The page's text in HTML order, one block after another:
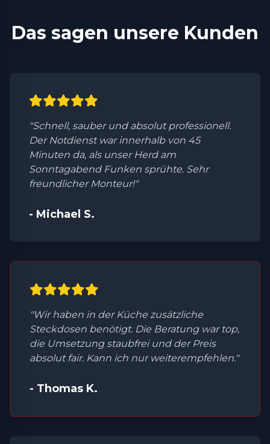
Das sagen unsere Kunden
"Schnell, sauber und absolut professionell.
Der Notdienst war innerhalb von 45
Minuten da, als unser Herd am
Sonntagabend Funken sprühte. Sehr
freundlicher Monteur!"
- Michael S.
"Wir haben in der Küche zusätzliche
Steckdosen benötigt. Die Beratung war top,
die Umsetzung staubfrei und der Preis
absolut fair. Kann ich nur weiterempfehlen."
- Thomas K.